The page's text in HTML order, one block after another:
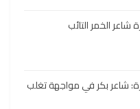
الخمر التائب
شاعر بكر في مواجهة تغلب